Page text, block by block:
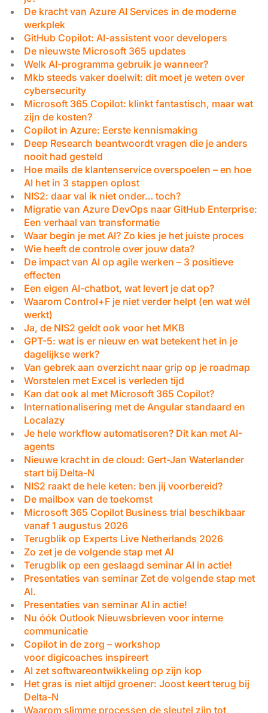
De kracht van Azure AI Services in de moderne
werkplek
GitHub Copilot: AI-assistent voor developers
De nieuwste Microsoft 365 updates
Welk AI-programma gebruik je wanneer?
Mkb steeds vaker doelwit: dit moet je weten over
cybersecurity
Microsoft 365 Copilot: klinkt fantastisch, maar wat
zijn de kosten?
Copilot in Azure: Eerste kennismaking
Deep Research beantwoordt vragen die je anders
nooit had gesteld
Hoe mails de klantenservice overspoelen – en hoe
AI het in 3 stappen oplost
NIS2: daar val ik niet onder… toch?
Migratie van Azure DevOps naar GitHub Enterprise:
Een verhaal van transformatie
Waar begin je met AI? Zo kies je het juiste proces
Wie heeft de controle over jouw data?
De impact van AI op agile werken – 3 positieve
effecten
Een eigen AI-chatbot, wat levert je dat op?
Waarom Control+F je niet verder helpt (en wat wél
werkt)
Ja, de NIS2 geldt ook voor het MKB
GPT-5: wat is er nieuw en wat betekent het in je
dagelijkse werk?
Van gebrek aan overzicht naar grip op je roadmap
Worstelen met Excel is verleden tijd
Kan dat ook al met Microsoft 365 Copilot?
Internationalisering met de Angular standaard en
Localazy
Je hele workflow automatiseren? Dit kan met AI-
agents
Nieuwe kracht in de cloud: Gert-Jan Waterlander
start bij Delta-N
NIS2 raakt de hele keten: ben jij voorbereid?
De mailbox van de toekomst
Microsoft 365 Copilot Business trial beschikbaar
vanaf 1 augustus 2026
Terugblik op Experts Live Netherlands 2026
Zo zet je de volgende stap met AI
Terugblik op een geslaagd seminar AI in actie!
Presentaties van seminar Zet de volgende stap met
AI.
Presentaties van seminar AI in actie!
Nu óók Outlook Nieuwsbrieven voor interne
communicatie
Copilot in de zorg – workshop
voor digicoaches inspireert
AI zet softwareontwikkeling op zijn kop
Het gras is niet altijd groener: Joost keert terug bij
Delta-N
Waarom slimme processen de sleutel zijn tot